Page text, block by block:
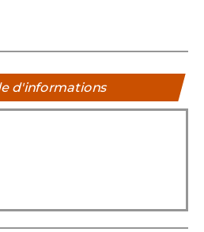
d'informations